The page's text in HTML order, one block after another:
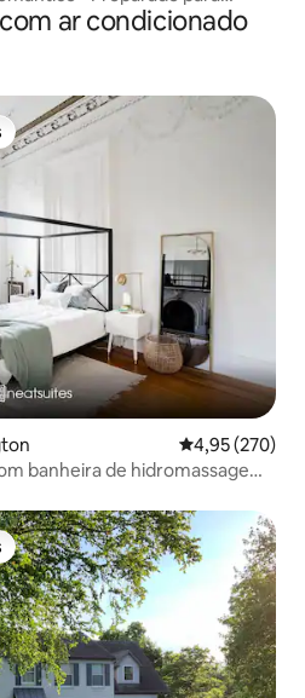
ar condicionado
apreciados
Classificação
4,95 (270)
banheira de hidromassagem
apreciados